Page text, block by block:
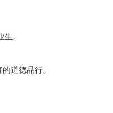
。
道德品行。